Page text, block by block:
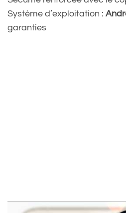
Système d’exploitation :
garanties